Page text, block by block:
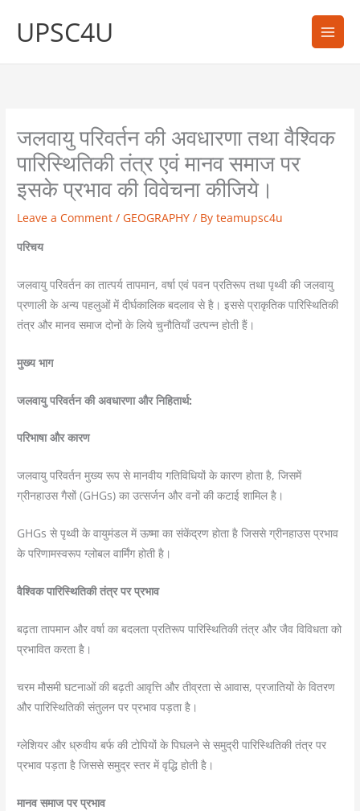
UPSC4U
जलवायु परिवर्तन की अवधारणा तथा वैश्विक
पारिस्थितिकी तंत्र एवं मानव समाज पर
इसके प्रभाव की विवेचना कीजिये।
Leave a Comment / GEOGRAPHY / Byteamupsc4u
परिचय
जलवायु परिवर्तन का तात्पर्य तापमान, वर्षा एवं पवन प्रतिरूप तथा पृथ्वी की जलवायु
प्रणाली के अन्य पहलुओं में दीर्घकालिक बदलाव से है। इससे प्राकृतिक पारिस्थितिकी
तंत्र और मानव समाज दोनों के लिये चुनौतियाँ उत्पन्न होती हैं।
मुख्य भाग
जलवायु परिवर्तन की अवधारणा और निहितार्थ:
परिभाषा और कारण
जलवायु परिवर्तन मुख्य रूप से मानवीय गतिविधियों के कारण होता है, जिसमें
ग्रीनहाउस गैसों (GHGs) का उत्सर्जन और वनों की कटाई शामिल है।
GHGs से पृथ्वी के वायुमंडल में ऊष्मा का संकेंद्रण होता है जिससे ग्रीनहाउस प्रभाव
के परिणामस्वरूप ग्लोबल वार्मिंग होती है।
वैश्विक पारिस्थितिकी तंत्र पर प्रभाव
बढ़ता तापमान और वर्षा का बदलता प्रतिरूप पारिस्थितिकी तंत्र और जैव विविधता को
प्रभावित करता है।
चरम मौसमी घटनाओं की बढ़ती आवृत्ति और तीव्रता से आवास, प्रजातियों के वितरण
और पारिस्थितिकी संतुलन पर प्रभाव पड़ता है।
ग्लेशियर और ध्रुवीय बर्फ की टोपियों के पिघलने से समुद्री पारिस्थितिकी तंत्र पर
प्रभाव पड़ता है जिससे समुद्र स्तर में वृद्धि होती है।
मानव समाज पर प्रभाव